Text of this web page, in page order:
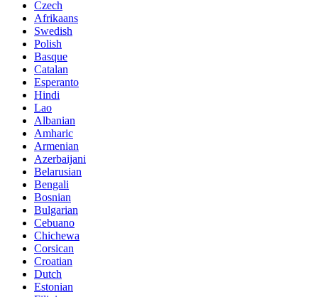
Czech
Afrikaans
Swedish
Polish
Basque
Catalan
Esperanto
Hindi
Lao
Albanian
Amharic
Armenian
Azerbaijani
Belarusian
Bengali
Bosnian
Bulgarian
Cebuano
Chichewa
Corsican
Croatian
Dutch
Estonian